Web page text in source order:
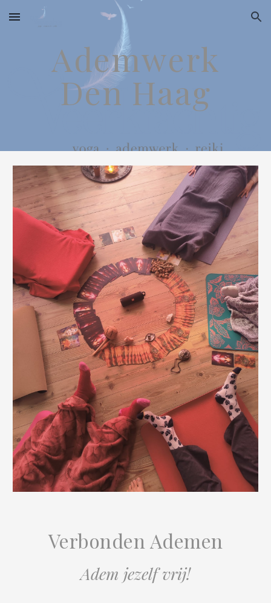
Skip to main content Skip to navigation
Ademwerk
Den Haag
Verbonden Ademen
Adem jezelf vrij!